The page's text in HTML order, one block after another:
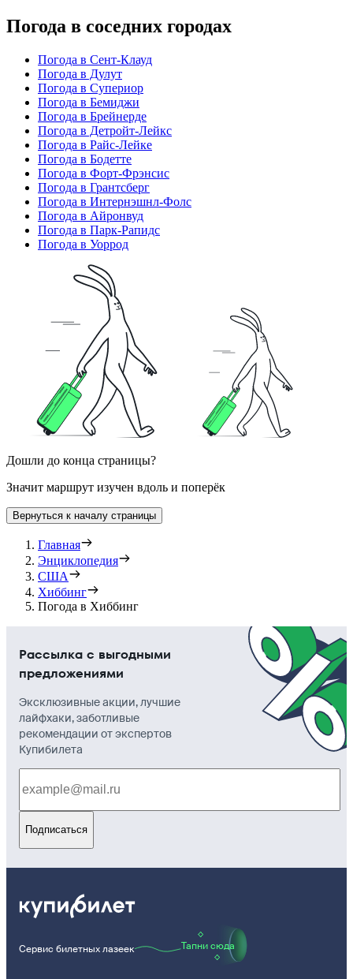
Погода в соседних городах
Погода в Сент-Клауд
Погода в Дулут
Погода в Супериор
Погода в Бемиджи
Погода в Брейнерде
Погода в Детройт-Лейкс
Погода в Райс-Лейке
Погода в Бодетте
Погода в Форт-Фрэнсис
Погода в Грантсберг
Погода в Интернэшнл-Фолс
Погода в Айронвуд
Погода в Парк-Рапидс
Погода в Уоррод
Дошли до конца страницы?
Значит маршрут изучен вдоль и поперёк
Вернуться к началу страницы
Главная
Энциклопедия
США
Хиббинг
Погода в Хиббинг
Рассылка с выгодными
предложениями
Эксклюзивные акции, лучшие
лайфхаки, заботливые
рекомендации от экспертов
Купибилета
Подписаться
Сервис билетных лазеек Тапни сюда